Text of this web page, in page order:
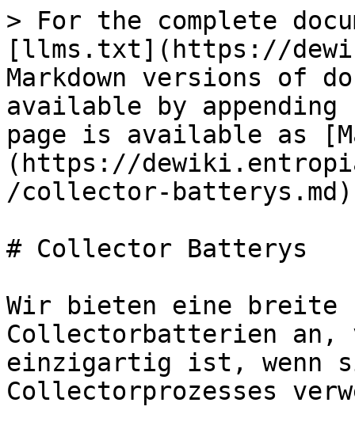
> For the complete
[llms.txt](https://
Markdown versions of
available by
page is available as
(https://
/collector-
# Collector Batterys
Wir bieten eine breite
Collectorbatterien an,
einzigartig ist, wenn
Collectorprozesses